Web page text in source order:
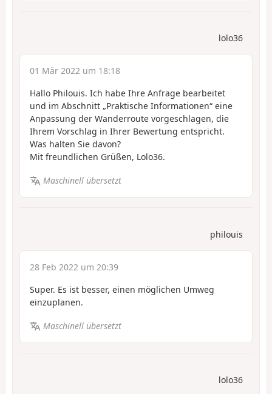
lolo36
01 Mär 2022 um 18:18
Hallo Philouis. Ich habe Ihre Anfrage bearbeitet
und im Abschnitt „Praktische Informationen“ eine
Anpassung der Wanderroute vorgeschlagen, die
Ihrem Vorschlag in Ihrer Bewertung entspricht.
Was halten Sie davon?
Mit freundlichen Grüßen, Lolo36.
Maschinell übersetzt
philouis
28 Feb 2022 um 20:39
Super. Es ist besser, einen möglichen Umweg
einzuplanen.
Maschinell übersetzt
lolo36